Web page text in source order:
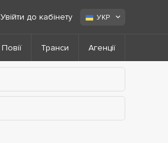
Увійти до кабінету УКР
Повії Транси Агенції